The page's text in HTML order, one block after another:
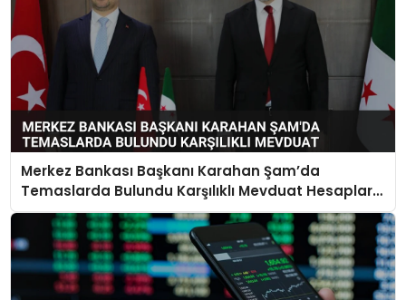
Merkez Bankası Başkanı Karahan Şam’da
Temaslarda Bulundu Karşılıklı Mevduat Hesapları
Açılacak